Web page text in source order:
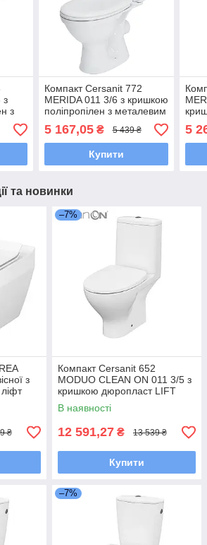
з
з
Компакт Cersanit 772
MERIDA 011 3/6 з кришкою
поліпропілен з металевим
кріпленням
5 167,05₴ 5 439 ₴
Купити
5
та новинки
з
₴
–7%
Компакт Cersanit 652
MODUO CLEAN ON 011 3/5 з
кришкою дюропласт LIFT
В наявності
12 591,27 ₴ 13 539 ₴
Купити
–7%